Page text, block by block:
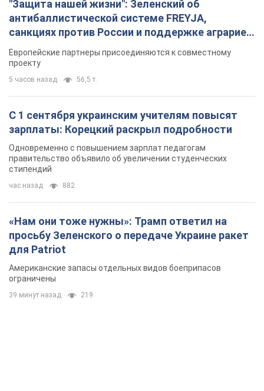
"Защита нашей жизни": Зеленский об
антибаллистической системе FREYJA,
санкциях против России и поддержке аграриев.
Видео
Европейские партнеры присоединяются к совместному
проекту
5 часов назад 56,5 т.
С 1 сентября украинским учителям повысят
зарплаты: Корецкий раскрыл подробности
Одновременно с повышением зарплат педагогам
правительство объявило об увеличении студенческих
стипендий
час назад 882
«Нам они тоже нужны»: Трамп ответил на
просьбу Зеленского о передаче Украине ракет
для Patriot
Американские запасы отдельных видов боеприпасов
ограничены
39 минут назад 219